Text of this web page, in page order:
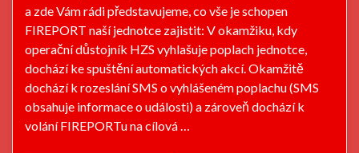
a zde Vám rádi představujeme, co vše je schopen
FIREPORT naší jednotce zajistit: V okamžiku, kdy
operační důstojník HZS vyhlašuje poplach jednotce,
dochází ke spuštění automatických akcí. Okamžitě
dochází k rozeslání SMS o vyhlášeném poplachu (SMS
obsahuje informace o události) a zároveň dochází k
volání FIREPORTu na cílová …